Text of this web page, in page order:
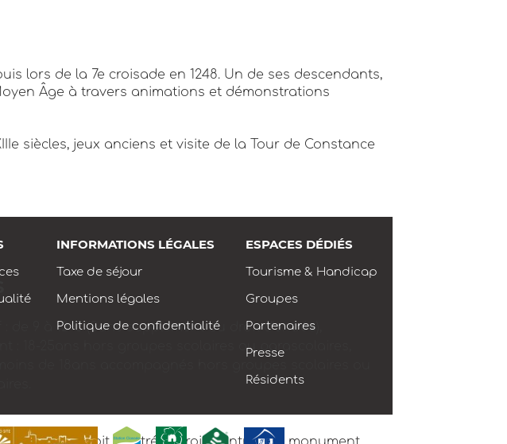
lors de la 7e croisade en 1248. Un de ses descendants,
Âge à travers animations et démonstrations
siècles, jeux anciens et visite de la Tour de Constance
de 9 à 12 € (Sans supplément du droit d’entrée),
: 18-25ans hors groupes scolaires ou parascolaires,
INFORMATIONS LÉGALES
Taxe de séjour
Mentions légales
Politique de confidentialité
ESPACES DÉDIÉS
Tourisme & Handicap
Groupes
Partenaires
Presse
Résidents